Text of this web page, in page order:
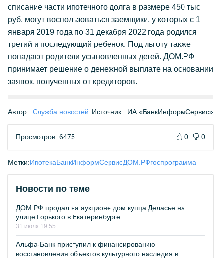
списание части ипотечного долга в размере 450 тыс
руб. могут воспользоваться заемщики, у которых с 1
января 2019 года по 31 декабря 2022 года родился
третий и последующий ребенок. Под льготу также
попадают родители усыновленных детей. ДОМ.РФ
принимает решение о денежной выплате на основании
заявок, полученных от кредиторов.
Автор: Служба новостей Источник: ИА «БанкИнформСервис»
Просмотров: 6475 0 0
Метки:ИпотекаБанкИнформСервисДОМ.РФгоспрограмма
Новости по теме
ДОМ.РФ продал на аукционе дом купца Деласье на
улице Горького в Екатеринбурге
31 июля 19:55
Альфа-Банк приступил к финансированию
восстановления объектов культурного наследия в